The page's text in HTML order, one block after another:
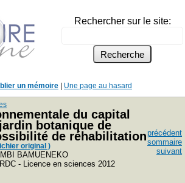
Rechercher sur le site:
un mémoire Une page au hasard
du capital
botanique de
de réhabilitation
original )
BAMUENEKO
- Licence en sciences 2012
précédent
sommaire
suivant